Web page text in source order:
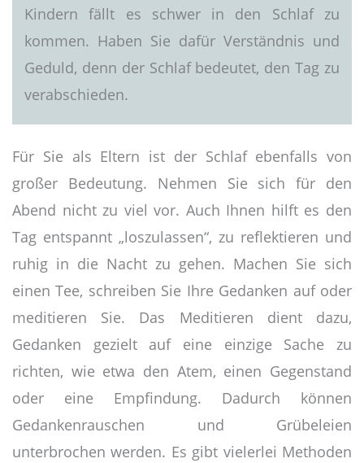
Kindern fällt es schwer in den Schlaf zu
kommen. Haben Sie dafür Verständnis und
Geduld, denn der Schlaf bedeutet, den Tag zu
verabschieden.
Für Sie als Eltern ist der Schlaf ebenfalls von
großer Bedeutung. Nehmen Sie sich für den
Abend nicht zu viel vor. Auch Ihnen hilft es den
Tag entspannt „loszulassen“, zu reflektieren und
ruhig in die Nacht zu gehen. Machen Sie sich
einen Tee, schreiben Sie Ihre Gedanken auf oder
meditieren Sie. Das Meditieren dient dazu,
Gedanken gezielt auf eine einzige Sache zu
richten, wie etwa den Atem, einen Gegenstand
oder eine Empfindung. Dadurch können
Gedankenrauschen und Grübeleien
unterbrochen werden. Es gibt vielerlei Methoden